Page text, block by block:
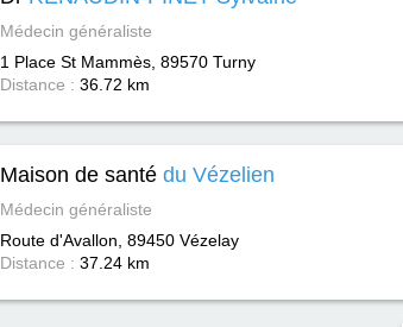
Médecin généraliste
1 Place St Mammès, 89570 Turny
Distance : 36.72 km
Maison de santé du Vézelien
Médecin généraliste
Route d'Avallon, 89450 Vézelay
Distance : 37.24 km